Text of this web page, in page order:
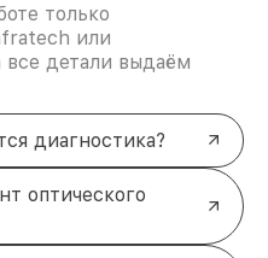
только
или
все детали выдаём
диагностика?
оптического